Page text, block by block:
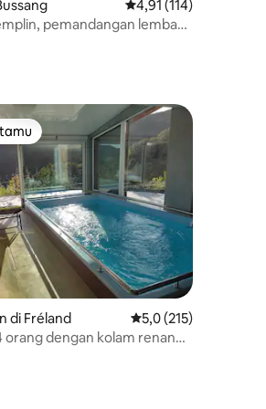
Nilai rata-rata 4,91 dari
4,91 (114)
pemandangan lembah
terpopuler
di Fréland Nilai rata-rata 5,0 dari
5,0 (215)
orang dengan kolam renang